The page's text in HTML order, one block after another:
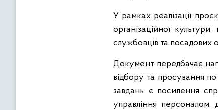
У рамках реалізації
організаційної
службовців та посадових
Документ передбачає
відбору та просування
завдань є посилення
управління персоналом,